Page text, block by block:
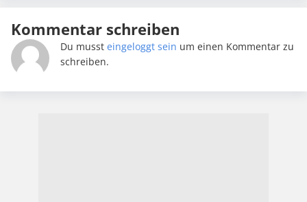
Kommentar schreiben
Du musst eingeloggt sein um einen Kommentar zu
schreiben.